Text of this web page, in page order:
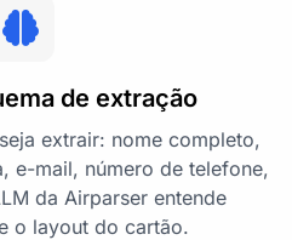
de extração
extrair: nome completo,
e-mail, número de telefone,
da Airparser entende
o layout do cartão.